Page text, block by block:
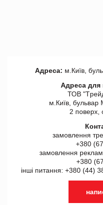
Адреса: м.Київ,
Адреса для
ТОВ
м.Київ, бульвар
2
замовлення
+380
замовлення
+380
інші питання: +380 (44)